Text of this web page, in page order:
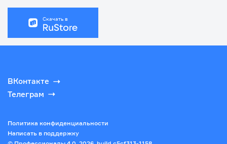
Скачать в
ВКонтакте
Телеграм
Политика конфиденциальности
Написать в поддержку